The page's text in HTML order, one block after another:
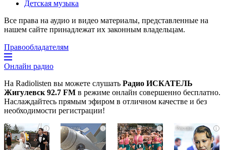
Детская музыка
Все права на аудио и видео материалы, представленные на
нашем сайте принадлежат их законным владельцам.
Правообладателям
Онлайн радио
На Radiolisten вы можете слушать Радио ИСКАТЕЛЬ
Жигулевск 92.7 FM в режиме онлайн совершенно бесплатно.
Наслаждайтесь прямым эфиром в отличном качестве и без
необходимости регистрации!
i
Этот
танец
невесты
i
Что
стало
причиной
i
Ржу
переставая,
i